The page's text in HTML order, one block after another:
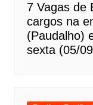
7 Vagas de
cargos na
(Paudalho)
sexta (05/